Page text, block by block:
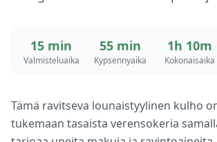
15 min
Valmisteluaika
55 min
Kypsennyaika
1h 10m
Kokonaisaika
Tämä ravitseva lounaistyylinen kulho
tukemaan tasaista verensokeria